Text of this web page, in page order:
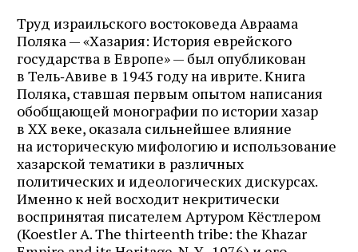
Труд израильского востоковеда Авраама
Поляка — «Хазария: История еврейского
государства в Европе» — был опубликован
в Тель‑Авиве в 1943 году на иврите. Книга
Поляка, ставшая первым опытом написания
обобщающей монографии по истории хазар
в XX веке, оказала сильнейшее влияние
на историческую мифологию и использование
хазарской тематики в различных
политических и идеологических дискурсах.
Именно к ней восходит некритически
воспринятая писателем Артуром Кёстлером
(Koestler A. The thirteenth tribe: the Khazar